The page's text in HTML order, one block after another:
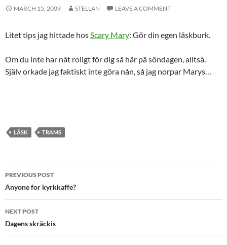
MARCH 15, 2009 STELLAN LEAVE A COMMENT
Litet tips jag hittade hosScary Mary: Gör din egen läskburk.
Om du inte har nåt roligt för dig så här på söndagen, alltså.
Själv orkade jag faktiskt inte göra nån, så jag norpar Marys…
LÄSK TRAMS
Post
navigation
PREVIOUS POST
Anyone for kyrkkaffe?
NEXT POST
Dagens skräckis